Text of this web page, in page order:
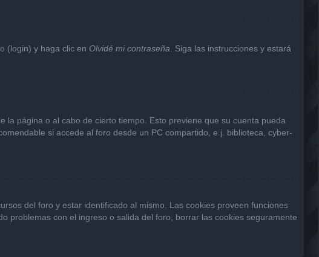
(login) y haga clic en Olvidé mi contraseña . Siga las instrucciones y estará
página o al cabo de cierto tiempo. Esto previene que su cuenta pueda
si accede al foro desde un PC compartido, e.j. biblioteca, cyber-
del foro y estar identificado al mismo. Las cookies proveen funciones
problemas con el ingreso o salida del foro, borrar las cookies seguramente